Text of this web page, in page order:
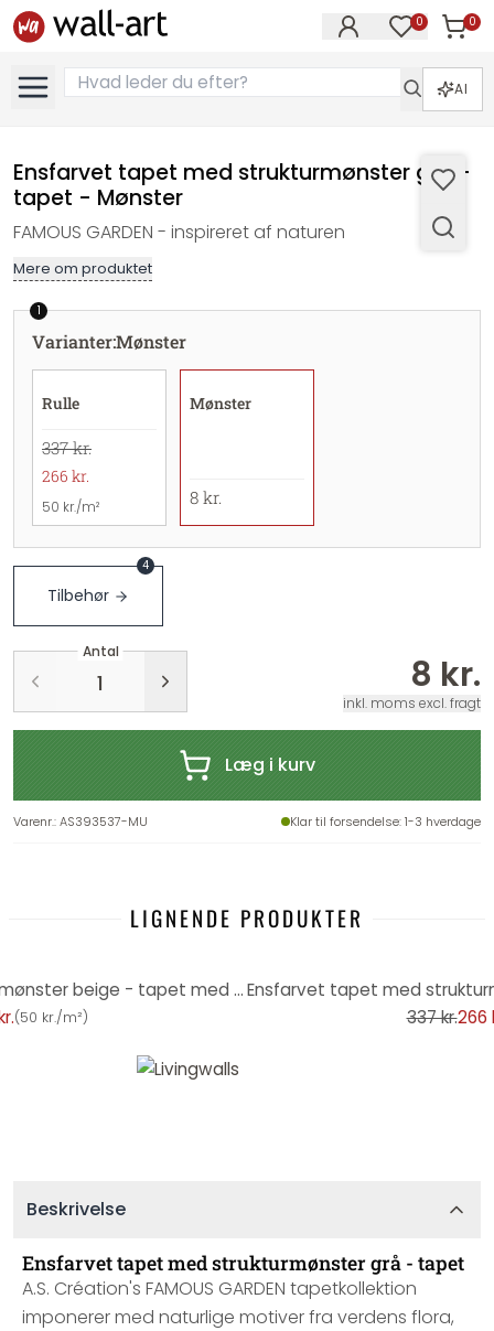
0 0
Varer
AI
Ensfarvet tapet med strukturmønster grå -
tapet - Mønster
FAMOUS GARDEN - inspireret af naturen
Mere om produktet
1
Varianter:Mønster
Rulle
337 kr.
266 kr.
50 kr./m²
Mønster
8 kr.
Tilbehør
4
Antal
8 kr.
inkl. moms excl. fragt
Læg i kurv
Varenr.:AS393537-MU Klar til forsendelse: 1-3 hverdage
LIGNENDE PRODUKTER
ensfarvet tapet med strukturmønster beige - tapet med stoflook
(50 kr./m²) 337 kr.266
Beskrivelse
Ensfarvet tapet med strukturmønster grå - tapet
A.S. Création's FAMOUS GARDEN tapetkollektion
imponerer med naturlige motiver fra verdens flora,